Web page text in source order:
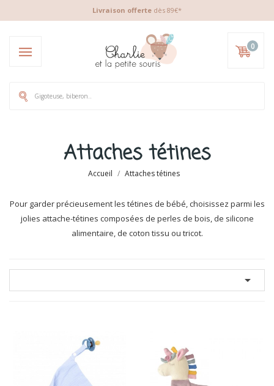
Livraison offerte dès 89€*
0
Attaches tétines
Accueil Attaches tétines
Pour garder précieusement les tétines de bébé, choisissez parmi les
jolies attache-tétines composées de perles de bois, de silicone
alimentaire, de coton tissu ou tricot.
